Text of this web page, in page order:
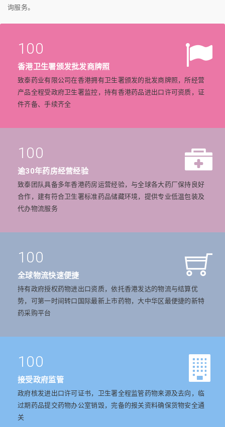
询服务。
100
香港卫生署颁发批发商牌照
致泰药业有限公司在香港拥有卫生署颁发的批发商牌照，所经营
产品全程受政府卫生署监控，持有香港药品进出口许可资质，证
件齐备、手续齐全
100
逾30年药房经营经验
致泰团队具备多年香港药房运营经验，与全球各大药厂保持良好
合作，建有符合卫生署标准药品储藏环境，提供专业低温包装及
代办物流服务
100
全球物流快速便捷
持有政府授权药物进出口资质，依托香港发达的物流与结算优
势，可第一时间转口国际最新上市药物，大中华区最便捷的新特
药采购平台
100
接受政府监管
政府核发进出口许可证书，卫生署全程监管药物来源及去向，临
过期药品提交药物办公室销毁，完备的报关资料确保货物安全通
关